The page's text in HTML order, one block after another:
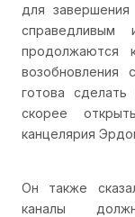
для
продолжаются
возобновления
готова
скорее
канцелярия
Он также
каналы